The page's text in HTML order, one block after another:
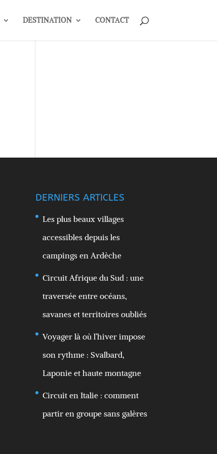
DESTINATION CONTACT
DERNIERS ARTICLES
Les plus beaux villages
accessibles depuis les
campings en Ardèche
Circuit Afrique du Sud : une
traversée entre océans,
savanes et territoires oubliés
Voyager là où l’hiver impose
son rythme : Svalbard,
Laponie et haute montagne
Circuit en Italie : comment
partir en groupe sans galères